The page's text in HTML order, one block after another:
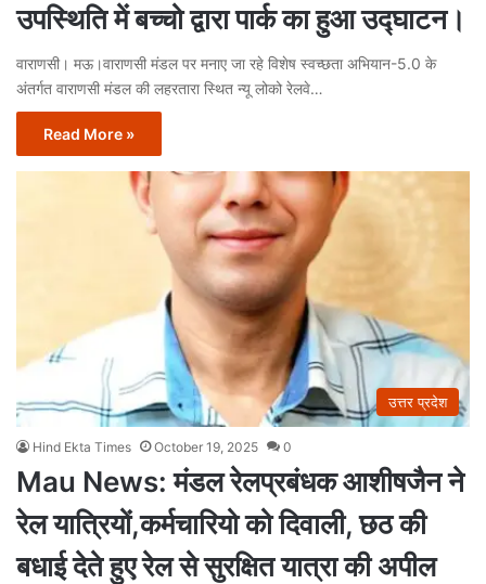
उपस्थिति में बच्चो द्वारा पार्क का हुआ उद्घाटन।
वाराणसी। मऊ।वाराणसी मंडल पर मनाए जा रहे विशेष स्वच्छता अभियान-5.0 के
अंतर्गत वाराणसी मंडल की लहरतारा स्थित न्यू लोको रेलवे…
Read More »
उत्तर प्रदेश
Hind Ekta Times October 19, 2025 0
Mau News: मंडल रेलप्रबंधक आशीषजैन ने
रेल यात्रियों,कर्मचारियो को दिवाली, छठ की
बधाई देते हुए रेल से सुरक्षित यात्रा की अपील